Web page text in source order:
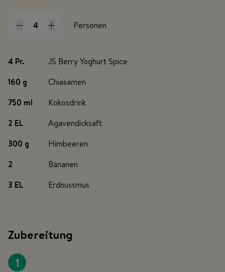
Personen
4 Pr.
JS Berry Yoghurt Spice
160 g
Chiasamen
750 ml
Kokosdrink
2 EL
Agavendicksaft
300 g
Himbeeren
2
Bananen
3 EL
Erdnussmus
Zubereitung
1